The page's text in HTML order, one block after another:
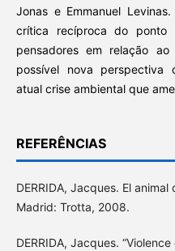
Jonas e Emmanuel
crítica recíproca do
pensadores em relação
possível nova perspectiva
atual crise ambiental que
REFERÊNCIAS
DERRIDA, Jacques. El
Madrid: Trotta, 2008.
DERRIDA, Jacques.